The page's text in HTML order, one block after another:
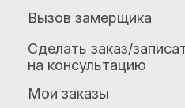
Вызов замерщика
Сделать заказ/
на консультацию
Мои заказы